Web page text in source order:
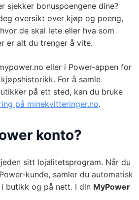
sjekker bonuspoengene dine?
oversikt over kjøp og poeng,
de skal lete eller hva som
er alt du trenger å vite.
eller i Power-appen for
For å samle
på ett sted, kan du bruke
på minekvitteringer.no.
konto?
sitt lojalitetsprogram. Når du
kunde, samler du automatisk
butikk og på nett. I din MyPower